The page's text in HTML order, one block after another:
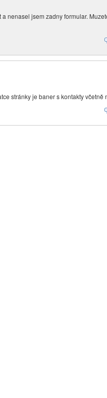
nenasel jsem zadny formular.
stránky je baner s kontakty včetně